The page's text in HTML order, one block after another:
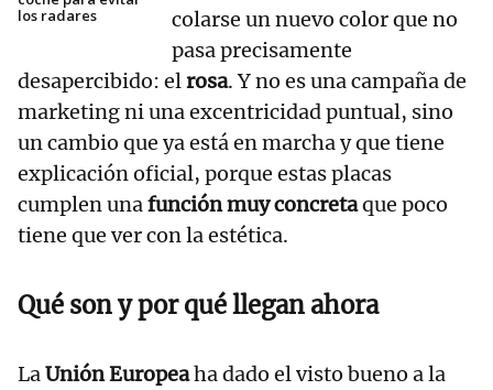
los radares
colarse un nuevo color que no
pasa precisamente
desapercibido: elrosa. Y no es una campaña de
marketing ni una excentricidad puntual, sino
un cambio que ya está en marcha y que tiene
explicación oficial, porque estas placas
cumplen unafunción muy concretaque poco
tiene que ver con la estética.
Qué son y por qué llegan ahora
LaUnión Europeaha dado el visto bueno a la